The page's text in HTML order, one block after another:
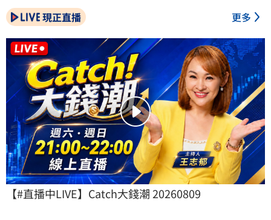
現正直播 更多
【#直播中LIVE】Catch大錢潮 20260809